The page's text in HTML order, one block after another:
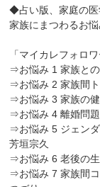
◆占い版、家庭の
家族にまつわるお
「マイカレフォロ
⇒お悩み 1 家族と
⇒お悩み 2 家族間
⇒お悩み 3 家族の
⇒お悩み 4 離婚問
⇒お悩み 5 ジェン
芳垣宗久
⇒お悩み 6 老後の
⇒お悩み 7 家族間